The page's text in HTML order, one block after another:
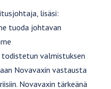
lisäsi:
tuoda johtavan
valmistuksen
Novavaxin vastausta
Novavaxin tärkeänä